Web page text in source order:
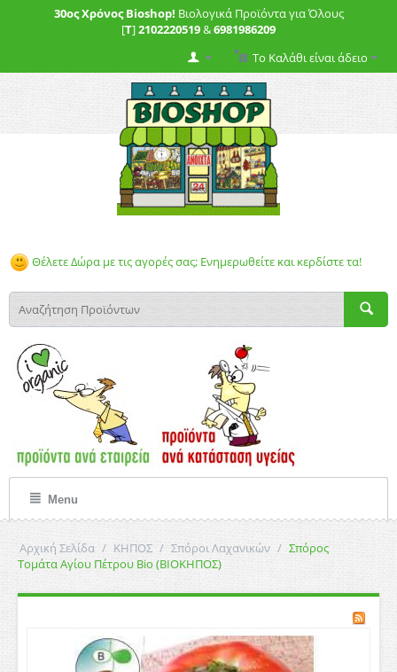
30ος Χρόνος Bioshop! Βιολογικά Προϊόντα για Όλους
[T]2102220519&6981986209
Το Καλάθι είναι άδειο
Θέλετε Δώρα με τις αγορές σας; Ενημερωθείτε και κερδίστε τα!
Menu
Αρχική Σελίδα / ΚΗΠΟΣ / Σπόροι Λαχανικών / Σπόρος
Τομάτα Αγίου Πέτρου Bio (ΒΙΟΚΗΠΟΣ)